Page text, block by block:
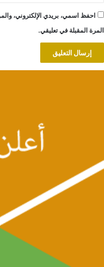
احفظ اسمي، بريدي الإلكتروني،
المرة المقبلة في تعليقي.